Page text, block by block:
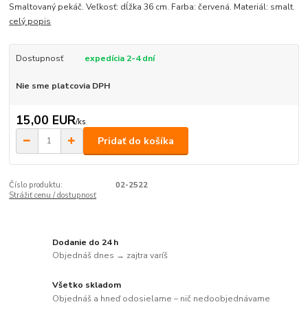
Smaltovaný pekáč. Veľkosť: dĺžka 36 cm. Farba: červená. Materiál: smalt.
celý popis
Dostupnosť expedícia 2-4 dní
Nie sme platcovia DPH
15,00 EUR/ks
Pridať do košíka
Číslo produktu:
02-2522
Strážiť cenu / dostupnosť
Dodanie do 24 h
Objednáš dnes → zajtra varíš
Všetko skladom
Objednáš a hneď odosielame – nič nedoobjednávame